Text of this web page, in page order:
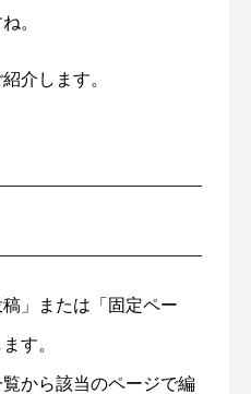
。
介します。
」または「固定ペー
す。
から該当のページで編